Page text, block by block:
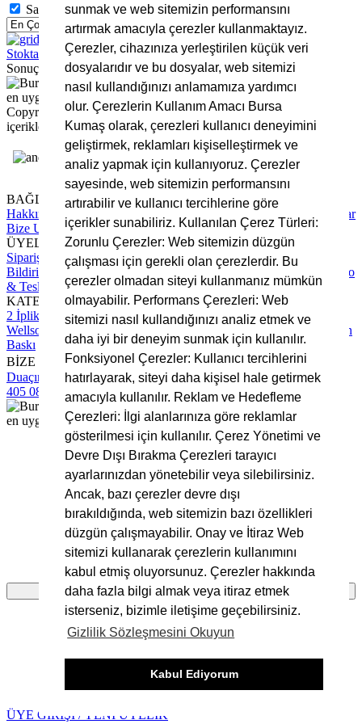
sunmak ve web sitemizin performansını
artırmak amacıyla çerezler kullanmaktayız.
Çerezler, cihazınıza yerleştirilen küçük veri
dosyalarıdır ve bu dosyalar, web sitemizi
nasıl kullandığınızı anlamamıza yardımcı
olur. Çerezlerin Kullanım Amacı Bursa
Kumaş olarak, çerezleri kullanıcı deneyimini
geliştirmek, reklamları kişiselleştirmek ve
analiz yapmak için kullanıyoruz. Çerezler
sayesinde, web sitemizin performansını
artırabilir ve kullanıcı tercihlerine göre
içerikler sunabiliriz. Kullanılan Çerez Türleri:
Zorunlu Çerezler: Web sitemizin düzgün
çalışması için gerekli olan çerezlerdir. Bu
çerezler olmadan siteyi kullanmanız mümkün
olmayabilir. Performans Çerezleri: Web
sitemizi nasıl kullandığınızı analiz etmek ve
daha iyi bir deneyim sunmak için kullanılır.
Fonksiyonel Çerezler: Kullanıcı tercihlerini
hatırlayarak, siteyi daha kişisel hale getirmek
amacıyla kullanılır. Reklam ve Hedefleme
Çerezleri: İlgi alanlarınıza göre reklamlar
gösterilmesi için kullanılır. Çerez Yönetimi ve
Devre Dışı Bırakma Çerezleri tarayıcı
ayarlarınızdan yönetebilir veya silebilirsiniz.
Ancak, bazı çerezler devre dışı
bırakıldığında, web sitemizin bazı özellikleri
düzgün çalışmayabilir. Onay ve İtiraz Web
sitemizi kullanarak çerezlerin kullanımını
kabul etmiş oluyorsunuz. Çerezler hakkında
daha fazla bilgi almak veya itiraz etmek
isterseniz, bizimle iletişime geçebilirsiniz.
Gizlilik Sözleşmesini Okuyun
Kabul Ediyorum
Sadece Stoktaki Ürünleri Göster
Stoktaki ÜrünlerFİLTRELERİ KALDIR
Sonuç Bulunamadı
Copyright © 2025 Bursa Kumaş, Tüm Hakları Saklıdır. Site
içerikleri ve görsellerin izinsiz kullanımı yasaktır.
BAĞLANTILAR
Hakkımızda
Sıkça Sorulan Sorular
Bize Ulaşın
ÜYELİK
Sipariş TakipHesap Numaralarımız Üyelik SözleşmesiÖdeme
Bildirimi Yapın
Mesafeli Satış Sözleşmesi
Kargo
& Teslimat Süreci
KATEGORİLER
2 İplik Kumaş3 İplik Kumaşİnterlok KumaşKadife Kumaş
Wellsoft Kumaş
Polar Kumaş
Rotasyon
Baskı
BİZE ULAŞIN
Duaçınar Mah 2. Belde Sokak No:4/1 No: 1 Yıldırım/Bursa0224
405 08 16
info@bursakumas.com.tr
Sepete Eklenemedi!
Bu ürünün seçenekleri bulunmaktadır.
Ürünün detay sayfasına giderek seçim yapmalısınız.
Tamam
Ürünü favorilere ekleyebilmeniz için üye girişi
yapmanız gerekmektedir.
ÜYE GİRİŞİ / YENİ ÜYELİK